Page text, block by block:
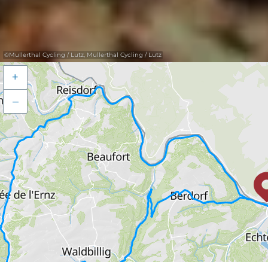
©Mullerthal Cycling / Lutz, Mullerthal Cycling / Lutz
+
–